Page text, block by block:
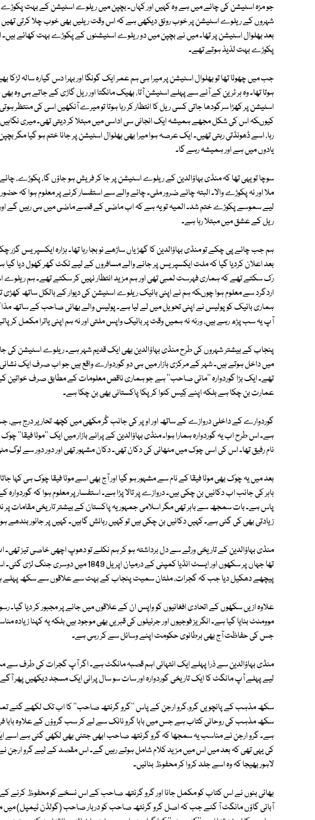
جو مزہ اسٹیشن کی چائے میں ہے وہ کہیں اور کہاں۔ بچپن میں ریلوے اسٹیشن کے بہت پکوڑے
شہروں کے ریلوے اسٹیشن پر خوب رونق دیکھی ہے کہ اس وقت ریلیں بھی خوب چلا کرتی
بعد بھلوال اسٹیشن پر تھا۔ میں نے بچپن میں دو ریلوے اسٹیشنوں کے پکوڑے بہت کھائے ہیں۔
پکوڑے بہت لذیذ ہوتے تھے۔
جب میں چھوٹا تھا تو بھلوال اسٹیشن پر میرا ہی ہم عمر ایک گونگا اور بہرا دس گیارہ سالہ
ہوتا تھا۔ وہ ہر ٹرین کے آنے سے پہلے اسٹیشن آتا، بھیک مانگتا اور ریل گاڑی کے جاتے ہی وہ
اسٹیشن پر کھڑا سرگودھا جاتی کسی ریل کا انتظار کر رہا ہوتا تو میرے آنکھیں اسی کی منتظر
کیوںکہ اس کی شکل مجھے ہمیشہ ایک انجانی سی اداسی میں مبتلا کر دیتی تھی۔ میری
رہا، اسے ڈھونڈتی رہتی تھیں۔ ایک عرصہ ہوا میرا بھی بھلوال اسٹیشن پر جانا ختم ہو گیا مگر
یادوں میں ہے اور ہمیشہ رہے گا۔
سوچا تو یہی تھا کہ منڈی بہاؤالدین کے ریلوے اسٹیشن پر جا کر فریش ہو جاؤں گا، پکوڑے،
ملا اور نہ پکوڑے والا۔ البتہ چائے ضرور ملی۔ چائے والے سے استفسار کرنے پر معلوم ہوا کہ
لیے سموسے پکوڑے ختم شد۔ المیہ تو یہ ہے کہ اب ماضی کے قصے ماضی میں ہی رہیں گے
ریل کے عشق میں مبتلا رہا ہے۔
ہم جب چائے پی چکے تو منڈی بہاؤالدین کا گھڑیاں ساڑھے نو بجا رہا تھا۔ ہزارہ ایکسپریس
بعد اعلان کردیا گیا کہ ملت ایکسپریس پر جانے والے مسافروں کے لیے ٹکٹ گھر کھول دیا گیا
رک سکتے تھے کہ ہماری فہرست لمبی تھی اور ہم مزید انتظار نہیں کر سکتے تھے۔ ہم ریلوے
اردگرد سے معلوم ہوا چوںکہ ہم نے اپنی بائیک ریلوے اسٹیشن کی دیوار کے بالکل ساتھ
ہماری بائیک کو پولیس نے اپنی تحویل میں لے لیا ہے۔ پولیس والے بھائی صاحب کے ساتھ
آپ یہ سب پڑھ رہے ہیں، ورنہ نہ ہمیں وقت پر بائیک واپس ملتی اور نہ ہم اپنی یاترا مکمل کر
پنجاب کے بیشتر شہروں کی طرح منڈی بہاؤالدین بھی ایک قدیم شہر ہے۔ ریلوے اسٹیشن
میں داخل ہوتے ہیں۔ شہر کے مرکزی بازار میں ہی دو گوردوارے واقع ہیں جو اب صرف ایک
تھے۔ ایک بڑا گوردوارہ ''مائی صاحب'' ہے جو ہماری ناقص معلومات کے مطابق صرف خواتین
عمارت بن چکا ہے بلکہ اپنے کِیس کٹوا کر پکا پاکستانی بھی بن چکا ہے۔
گوردوارے کے داخلی دروازے کے ساتھ اور اوپر کی جانب گُر مکھی میں کچھ تحاریر درج ہے،
ہے۔ اس طرح اب یہ گوردوارہ ہمارا ہوا۔ منڈی بہاؤالدین کے پرانے بازار میں ایک ''موٹا
نام رفیق تھا۔ اس کی اسی چوک میں مٹھائی کی دکان تھی۔ دکان مشہور تھی اور دور دور سے لوگ
بعد میں یہ چوک بھی موٹا فیقا کے نام سے مشہور ہو گیا اور آج بھی اسے موٹا فیقا چوک ہی
باہر کی جانب اب دکانیں بن چکی ہیں۔ دروازے پر تالا پڑا ہے۔ استفسار پر معلوم ہوا کہ
پاس ہے۔ بات سمجھ سے باہر تھی مگر اسلامی جمہوریہ پاکستان کے بیشتر تاریخی مقامات
زیادتی بھی کی گئی ہے۔ کہیں دکانیں بن چکی ہیں تو کہیں رہائش گاہیں۔ کہیں پر جانور
تھا جہاں پر سکھوں اور ایسٹ انڈیا کمپنی کے
پیچھے دھکیل دیا جب کہ گجرات، ملتان سمیت پنجاب کے بہت سے علاقوں سے سکھ پہلے
علاوہ ازیں سکھوں کے اتحادی افغانیوں کو واپس ان کے علاقوں میں جانے پر مجبور کر دیا گیا۔
موومنٹ بنایا گیا ہے۔ انگریز فوجیوں اور جرنیلوں کی قبریں بھی موجود ہیں بلکہ یہ کہنا زیادہ
جس کی حفاظت آج بھی برطانوی حکومت اپنے وسائل سے کر رہی ہے۔
منڈی بہاؤالدین سے ذرا پہلے ایک انتہائی اہم قصبہ مانگٹ ہے۔ اگر آپ گجرات کی طرف سے
لیے پہلے آپ مانگٹ کا ایک تاریخی گوردوارہ اور سات سو سال پرانی ایک مسجد دیکھیں پھر
سکھ مذہب کے پانچویں گرو،گرو ارجن کے پاس ''گرو گرنتھ صاحب'' کا اب تک لکھے گئے
سکھ مذہب کی روحانی کتاب ہے جس میں بابا گرو نانک سے لے کر سب گروؤں کے علاوہ بابا
ہے۔ گرو ارجن نے مناسب یہ سمجھا کہ گرو گرنتھ صاحب ابھی جتنی بھی لکھی گئی ہے
کی یہی تھی کہ بعد میں اس میں مزید کلام شامل ہوتے رہیں گے۔ اس مقصد کے لیے گرو ارجن
لاہور بھیجا کہ وہ اسے جلد کروا کر محفوظ بنائیں۔
بھائی بنوں نے اس کتاب کو مکمل جانا اور گرو گرنتھ صاحب کے اس نسخے کو محفوظ کرنے کے
آبائی گاؤں مانگٹ آ گئے جب کہ اصل گرو گرنتھ صاحب کو دربار صاحب (گولڈن ٹیمپل) میں